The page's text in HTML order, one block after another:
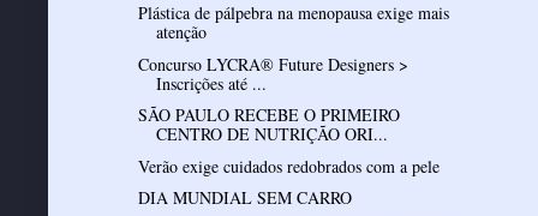
Plástica de pálpebra na menopausa exige mais
atenção
Concurso LYCRA® Future Designers >
Inscrições até ...
SÃO PAULO RECEBE O PRIMEIRO
CENTRO DE NUTRIÇÃO ORI...
Verão exige cuidados redobrados com a pele
DIA MUNDIAL SEM CARRO